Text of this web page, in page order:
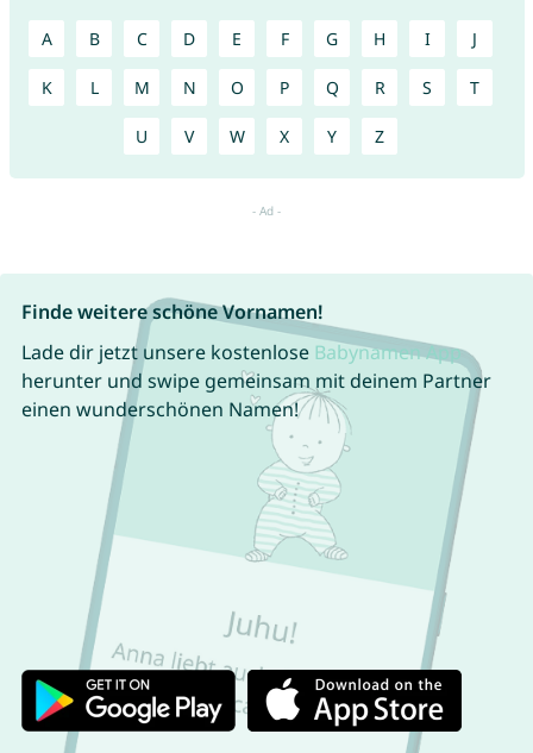
A B C D E F G H I J
K L M N O P Q R S T
U V W X Y Z
Finde weitere schöne Vornamen!
Lade dir jetzt unsere kostenlose Babynamen App
herunter und swipe gemeinsam mit deinem Partner
einen wunderschönen Namen!